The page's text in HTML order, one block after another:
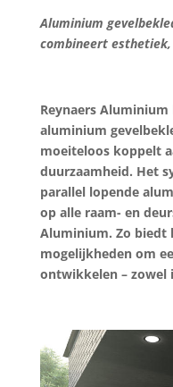
Aluminium
combineert
Reynaers
aluminium
moeiteloos koppelt
duurzaamheid. Het
parallel lopende
op alle raam- en
Aluminium. Zo biedt
mogelijkheden om
ontwikkelen – zowel